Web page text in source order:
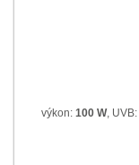
výkon: 100 W, UVB: